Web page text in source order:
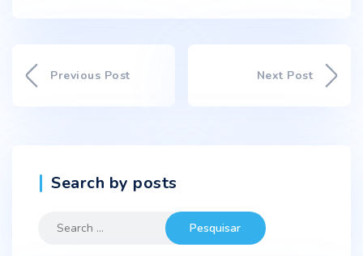
Previous Post Next Post
Search by posts
Search